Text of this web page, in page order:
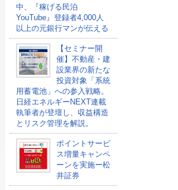
中、『稼げる民泊
YouTube』登録者4,000人
以上の元銀行マンが伝える
【セミナー開
催】不動産・建
設業界の新たな
投資対象「系統
用蓄電池」への参入戦略。
日経エネルギーNEXT連載
執筆者が登壇し、収益構造
とリスク管理を解説。
ポイントサービ
ス増量キャンペ
ーンを実施ー松
井証券